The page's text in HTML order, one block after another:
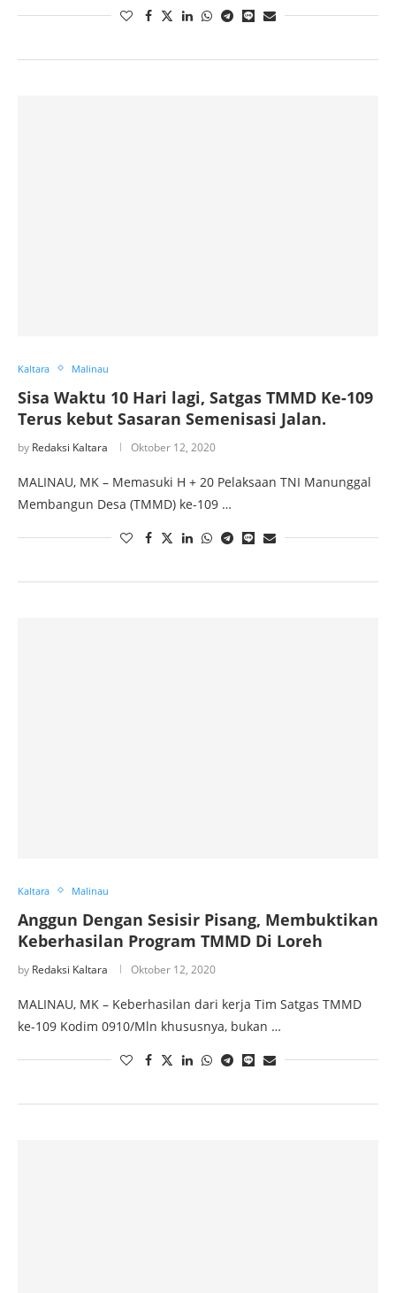
Kaltara Malinau
Sisa Waktu 10 Hari lagi, Satgas TMMD Ke-109
Terus kebut Sasaran Semenisasi Jalan.
by Redaksi Kaltara Oktober 12, 2020
MALINAU, MK – Memasuki H + 20 Pelaksaan TNI Manunggal
Membangun Desa (TMMD) ke-109 …
Kaltara Malinau
Anggun Dengan Sesisir Pisang, Membuktikan
Keberhasilan Program TMMD Di Loreh
by Redaksi Kaltara Oktober 12, 2020
MALINAU, MK – Keberhasilan dari kerja Tim Satgas TMMD
ke-109 Kodim 0910/Mln khususnya, bukan …